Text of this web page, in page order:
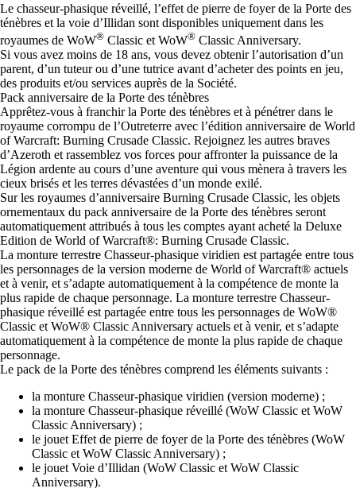
Le chasseur-phasique réveillé, l’effet de pierre de foyer de la Porte des
ténèbres et la voie d’Illidan sont disponibles uniquement dans les
royaumes de WoW® Classic et WoW® Classic Anniversary.
Si vous avez moins de 18 ans, vous devez obtenir l’autorisation d’un
parent, d’un tuteur ou d’une tutrice avant d’acheter des points en jeu,
des produits et/ou services auprès de la Société.
Pack anniversaire de la Porte des ténèbres
Apprêtez-vous à franchir la Porte des ténèbres et à pénétrer dans le
royaume corrompu de l’Outreterre avec l’édition anniversaire de World
of Warcraft: Burning Crusade Classic. Rejoignez les autres braves
d’Azeroth et rassemblez vos forces pour affronter la puissance de la
Légion ardente au cours d’une aventure qui vous mènera à travers les
cieux brisés et les terres dévastées d’un monde exilé.
Sur les royaumes d’anniversaire Burning Crusade Classic, les objets
ornementaux du pack anniversaire de la Porte des ténèbres seront
automatiquement attribués à tous les comptes ayant acheté la Deluxe
Edition de World of Warcraft®: Burning Crusade Classic.
La monture terrestre Chasseur-phasique viridien est partagée entre tous
les personnages de la version moderne de World of Warcraft® actuels
et à venir, et s’adapte automatiquement à la compétence de monte la
plus rapide de chaque personnage. La monture terrestre Chasseur-
phasique réveillé est partagée entre tous les personnages de WoW®
Classic et WoW® Classic Anniversary actuels et à venir, et s’adapte
automatiquement à la compétence de monte la plus rapide de chaque
personnage.
Le pack de la Porte des ténèbres comprend les éléments suivants :
la monture Chasseur-phasique viridien (version moderne) ;
la monture Chasseur-phasique réveillé (WoW Classic et WoW
Classic Anniversary) ;
le jouet Effet de pierre de foyer de la Porte des ténèbres (WoW
Classic et WoW Classic Anniversary) ;
le jouet Voie d’Illidan (WoW Classic et WoW Classic
Anniversary).